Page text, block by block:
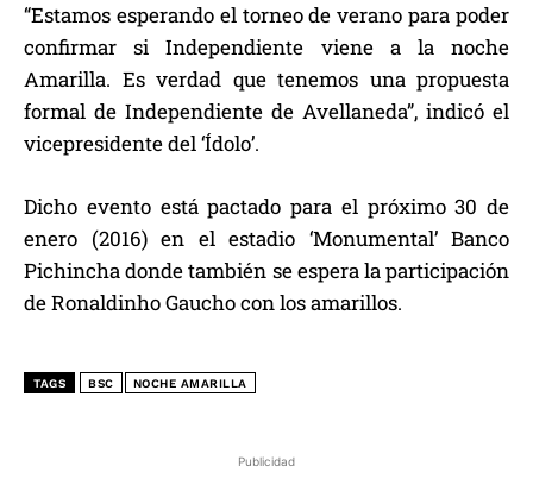
Publicidad
“Estamos esperando el torneo de verano para poder
confirmar si Independiente viene a la noche
Amarilla. Es verdad que tenemos una propuesta
formal de Independiente de Avellaneda”, indicó el
vicepresidente del ‘Ídolo’.
Dicho evento está pactado para el próximo 30 de
enero (2016) en el estadio ‘Monumental’ Banco
Pichincha donde también se espera la participación
de Ronaldinho Gaucho con los amarillos.
TAGS BSC NOCHE AMARILLA